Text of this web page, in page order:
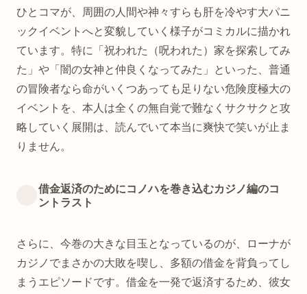
ひとコマが、周囲の人間や神々すらも肝を冷やす大パニ
ックイベントへと変貌していく様子がコミカルに描かれ
ています。特に「祝われた（呪われた）家を探索してみ
た」や「闇の女神と仲良くなってみた」といった、普通
の冒険者なら命がいくつあっても足りない危険度極大の
イベントを、本人は全くの無自覚で難なくサクサクと攻
略していく展開は、読んでいて本当に爽快で笑いが止ま
りません。
借金返済のためにコノハを巻き込むカジノ編のコ
ントラスト
さらに、今巻の大きな目玉となっているのが、ローナが
カジノでまさかの大敗を喫し、多額の借金を背負ってし
まうエピソードです。借金を一発で返済するため、彼女